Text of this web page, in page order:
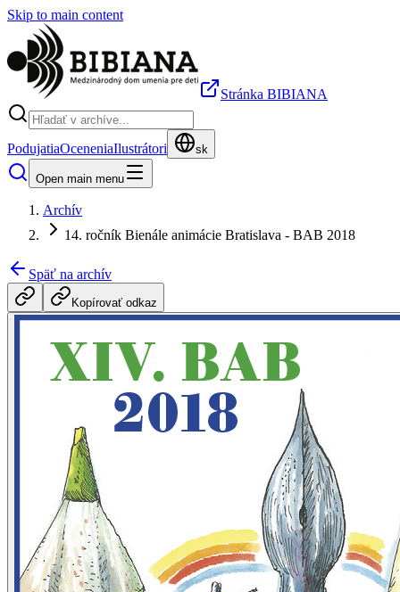
Skip to main content
Stránka BIBIANA
PodujatiaOceneniaIlustrátori sk
Open main menu
Archív
14. ročník Bienále animácie Bratislava - BAB 2018
Späť na archív
Kopírovať odkaz